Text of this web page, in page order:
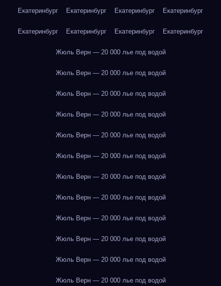
Екатеринбург Екатеринбург Екатеринбург Екатеринбург
Екатеринбург Екатеринбург Екатеринбург Екатеринбург
Жюль Верн — 20 000 лье под водой
Жюль Верн — 20 000 лье под водой
Жюль Верн — 20 000 лье под водой
Жюль Верн — 20 000 лье под водой
Жюль Верн — 20 000 лье под водой
Жюль Верн — 20 000 лье под водой
Жюль Верн — 20 000 лье под водой
Жюль Верн — 20 000 лье под водой
Жюль Верн — 20 000 лье под водой
Жюль Верн — 20 000 лье под водой
Жюль Верн — 20 000 лье под водой
Жюль Верн — 20 000 лье под водой